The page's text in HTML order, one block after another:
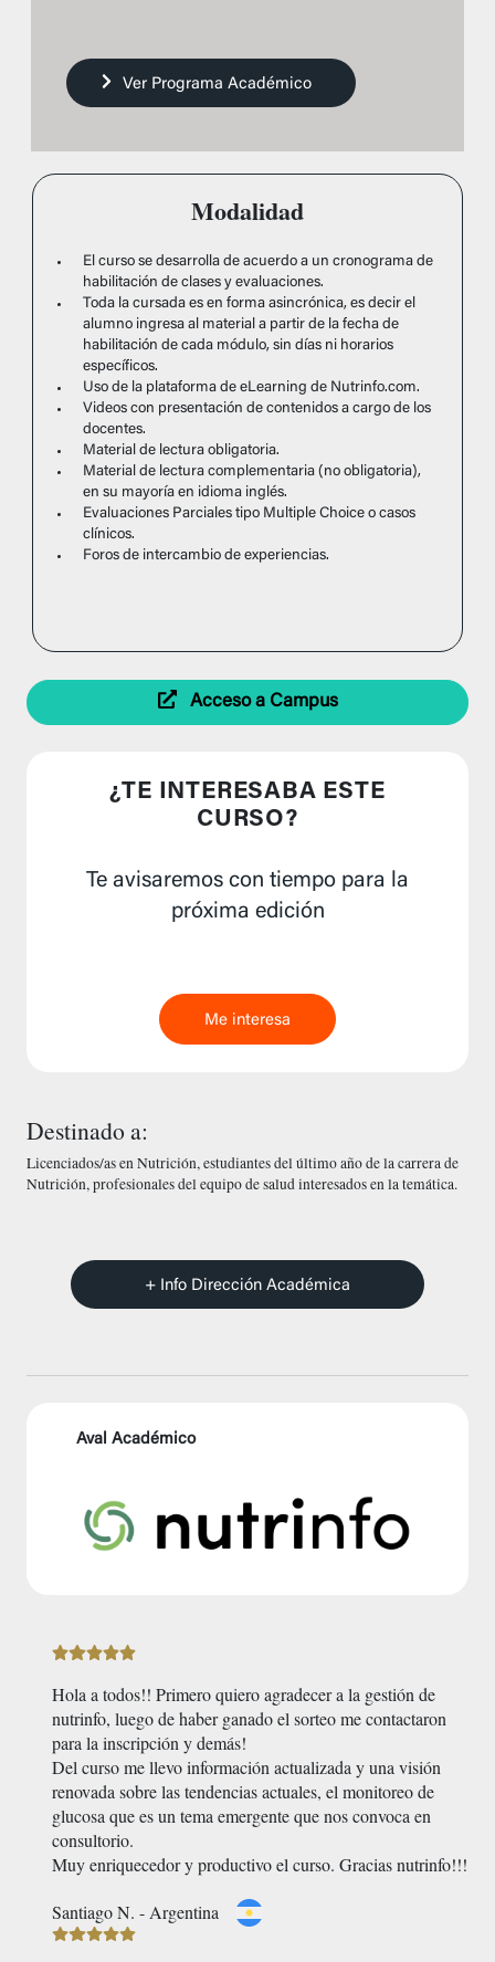
Modalidad
El curso se desarrolla de acuerdo a un cronograma de
habilitación de clases y evaluaciones.
Toda la cursada es en forma asincrónica, es decir el
alumno ingresa al material a partir de la fecha de
habilitación de cada módulo, sin días ni horarios
específicos.
Uso de la plataforma de eLearning de Nutrinfo.com.
Videos con presentación de contenidos a cargo de los
docentes.
Material de lectura obligatoria.
Material de lectura complementaria (no obligatoria),
en su mayoría en idioma inglés.
Evaluaciones Parciales tipo Multiple Choice o casos
clínicos.
Foros de intercambio de experiencias.
Ver Programa Académico
Acceso a Campus
¿TE INTERESABA ESTE
CURSO?
Te avisaremos con tiempo para la
próxima edición
Me interesa
Destinado a:
Licenciados/as en Nutrición, estudiantes del último año de la carrera de
Nutrición, profesionales del equipo de salud interesados en la temática.
+ Info Dirección Académica
Aval Académico
Hola a todos!! Primero quiero agradecer a la gestión de
nutrinfo, luego de haber ganado el sorteo me contactaron
para la inscripción y demás!
Del curso me llevo información actualizada y una visión
renovada sobre las tendencias actuales, el monitoreo de
glucosa que es un tema emergente que nos convoca en
consultorio.
Muy enriquecedor y productivo el curso. Gracias nutrinfo!!!
Santiago N. - Argentina